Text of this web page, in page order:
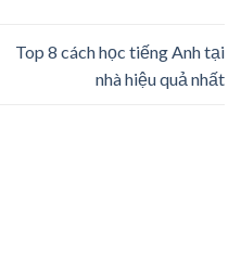
Top 8 cách học tiếng Anh tại
nhà hiệu quả nhất